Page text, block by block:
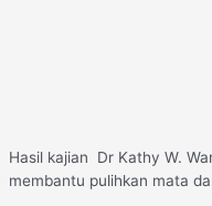
Hasil kajian Dr Kathy W.
membantu pulihkan mata